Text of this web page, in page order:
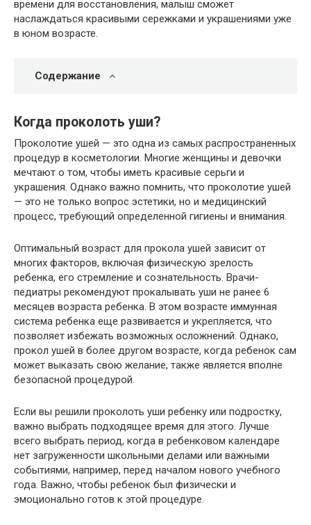
времени для восстановления, малыш сможет
наслаждаться красивыми сережками и украшениями уже
в юном возрасте.
Содержание
Когда проколоть уши?
Проколотие ушей — это одна из самых распространенных
процедур в косметологии. Многие женщины и девочки
мечтают о том, чтобы иметь красивые серьги и
украшения. Однако важно помнить, что проколотие ушей
— это не только вопрос эстетики, но и медицинский
процесс, требующий определенной гигиены и внимания.
Оптимальный возраст для прокола ушей зависит от
многих факторов, включая физическую зрелость
ребенка, его стремление и сознательность. Врачи-
педиатры рекомендуют прокалывать уши не ранее 6
месяцев возраста ребенка. В этом возрасте иммунная
система ребенка еще развивается и укрепляется, что
позволяет избежать возможных осложнений. Однако,
прокол ушей в более другом возрасте, когда ребенок сам
может выказать свою желание, также является вполне
безопасной процедурой.
Если вы решили проколоть уши ребенку или подростку,
важно выбрать подходящее время для этого. Лучше
всего выбрать период, когда в ребенковом календаре
нет загруженности школьными делами или важными
событиями, например, перед началом нового учебного
года. Важно, чтобы ребенок был физически и
эмоционально готов к этой процедуре.